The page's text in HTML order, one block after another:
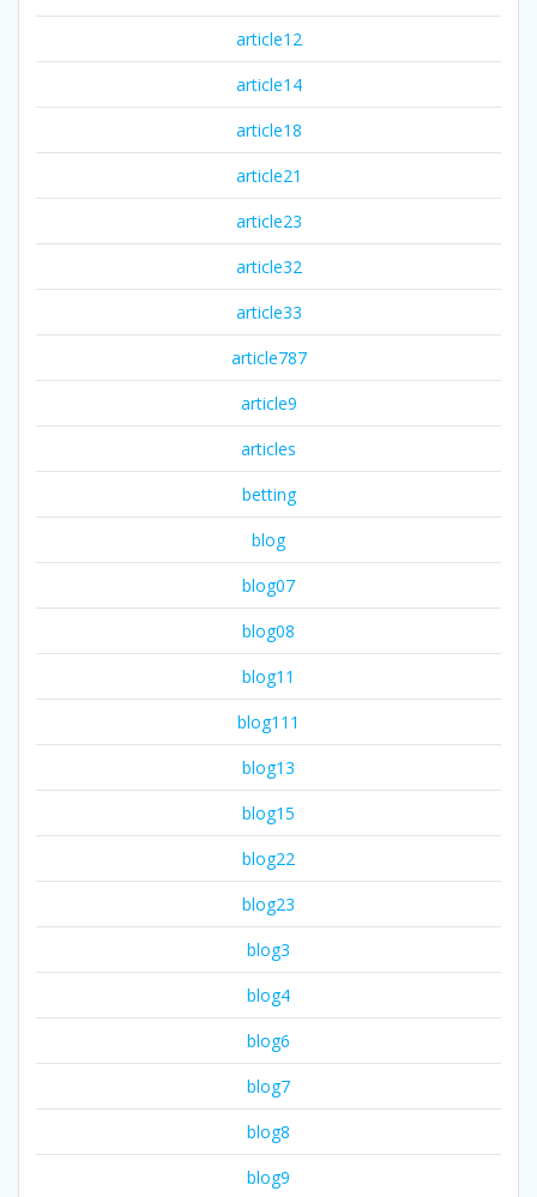
article12
article14
article18
article21
article23
article32
article33
article787
article9
articles
betting
blog
blog07
blog08
blog11
blog111
blog13
blog15
blog22
blog23
blog3
blog4
blog6
blog7
blog8
blog9